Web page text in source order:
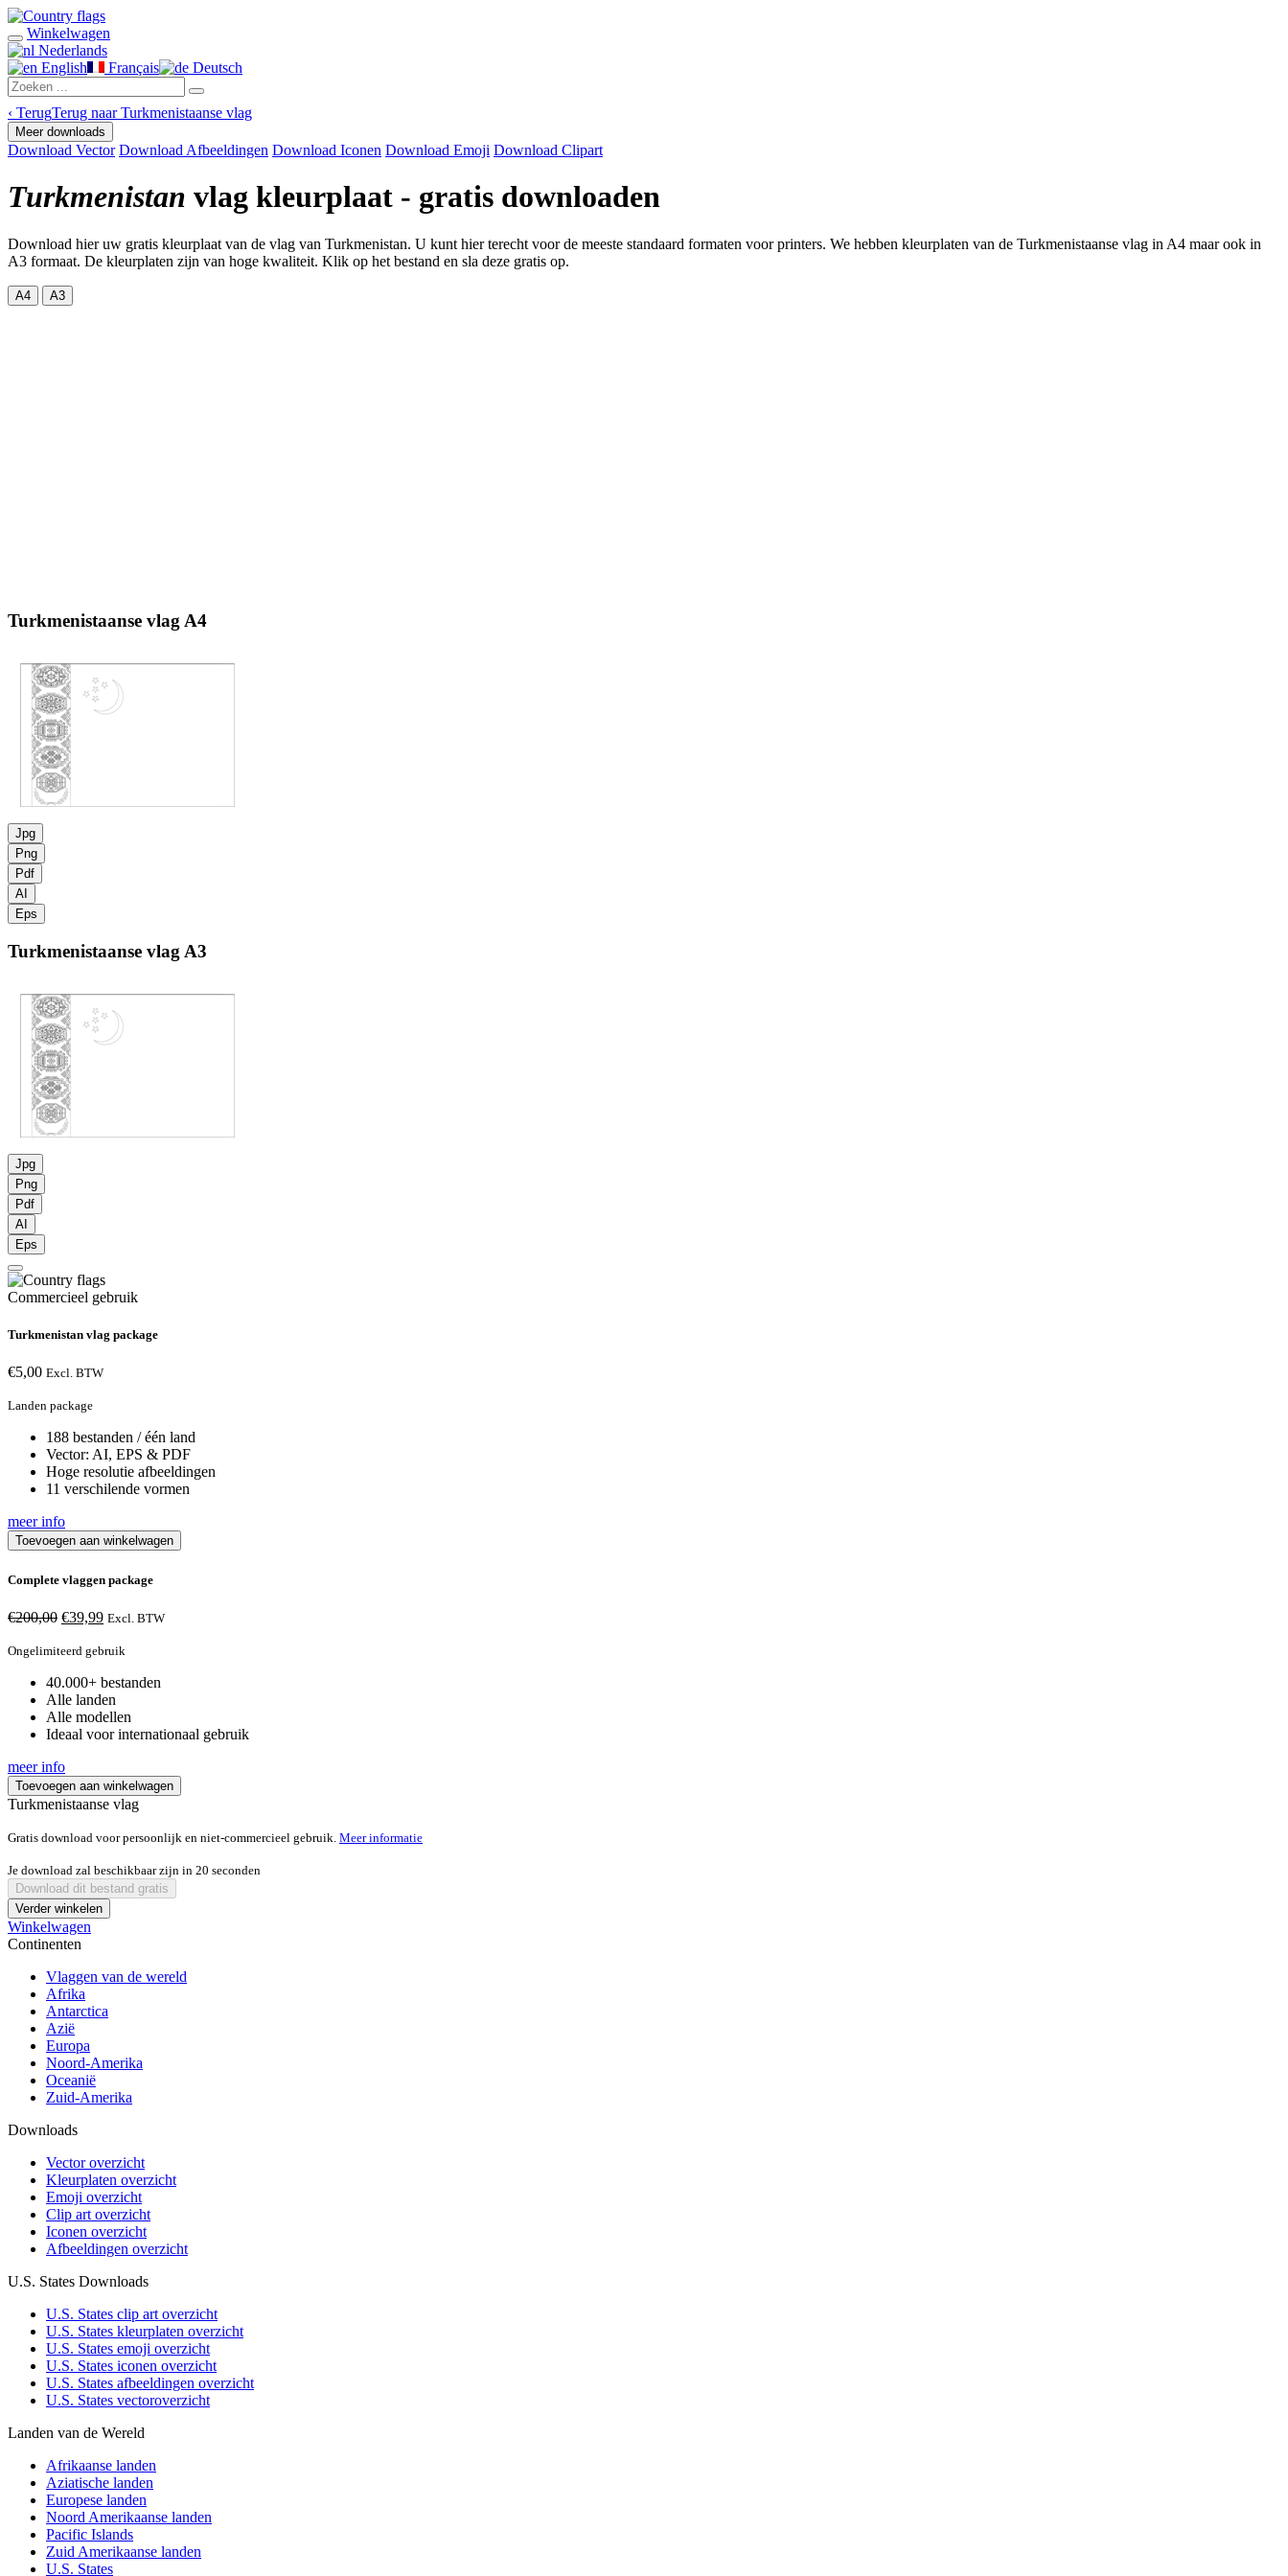
Winkelwagen
Nederlands
English
Français Deutsch
‹ TerugTerug naar Turkmenistaanse vlag
Meer downloads
Download Vector Download Afbeeldingen Download Iconen Download Emoji Download Clipart
Turkmenistan vlag kleurplaat - gratis downloaden
Download hier uw gratis kleurplaat van de vlag van Turkmenistan. U kunt hier terecht voor de meeste standaard formaten voor printers. We hebben kleurplaten van de Turkmenistaanse vlag in A4 maar ook in
A3 formaat. De kleurplaten zijn van hoge kwaliteit. Klik op het bestand en sla deze gratis op.
A4 A3
Turkmenistaanse vlag A4
Jpg
Png
Pdf
AI
Eps
Turkmenistaanse vlagA3
Jpg
Png
Pdf
AI
Eps
Commercieel gebruik
Turkmenistan vlag package
€5,00 Excl. BTW
Landen package
188 bestanden / één land
Vector: AI, EPS & PDF
Hoge resolutie afbeeldingen
11 verschilende vormen
meer info
Toevoegen aan winkelwagen
Complete vlaggen package
€200,00 Oorspronkelijke
was:
€39,99Huidige
is:
Excl. BTW
Ongelimiteerd gebruik
40.000+ bestanden
Alle landen
Alle modellen
Ideaal voor internationaal gebruik
meer info
Toevoegen aan winkelwagen
Turkmenistaanse vlag
Gratis download voor persoonlijk en niet-commercieel gebruik. Meer informatie
Je download zal beschikbaar zijn in 20 seconden
Download dit bestand gratis
Verder winkelen
Winkelwagen
Continenten
Vlaggen van de wereld
Afrika
Antarctica
Azië
Europa
Noord-Amerika
Oceanië
Zuid-Amerika
Downloads
Vector overzicht
Kleurplaten overzicht
Emoji overzicht
Clip art overzicht
Iconen overzicht
Afbeeldingen overzicht
U.S. States Downloads
U.S. States clip art overzicht
U.S. States kleurplaten overzicht
U.S. States emoji overzicht
U.S. States iconen overzicht
U.S. States afbeeldingen overzicht
U.S. States vectoroverzicht
Landen van de Wereld
Afrikaanse landen
Aziatische landen
Europese landen
Noord Amerikaanse landen
Pacific Islands
Zuid Amerikaanse landen
U.S. States